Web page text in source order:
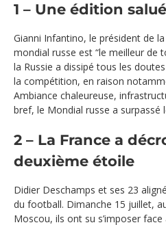
1 – Une édition
Gianni Infantino, le président de
mondial russe est “le meilleur de
la Russie a dissipé tous les
la compétition, en raison
Ambiance chaleureuse,
bref, le Mondial russe a surpassé
2 – La France a
deuxième étoile
Didier Deschamps et ses 23
du football. Dimanche 15 juillet,
Moscou, ils ont su s’imposer